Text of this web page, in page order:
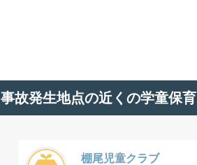
事故発生地点の近くの学童保育
棚尾児童クラブ